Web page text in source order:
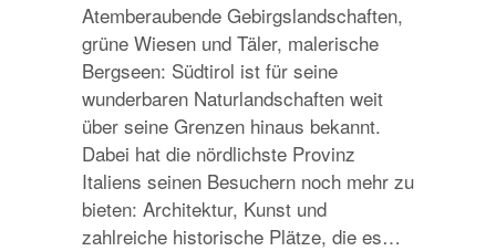
Atemberaubende Gebirgslandschaften,
grüne Wiesen und Täler, malerische
Bergseen: Südtirol ist für seine
wunderbaren Naturlandschaften weit
über seine Grenzen hinaus bekannt.
Dabei hat die nördlichste Provinz
Italiens seinen Besuchern noch mehr zu
bieten: Architektur, Kunst und
zahlreiche historische Plätze, die es…